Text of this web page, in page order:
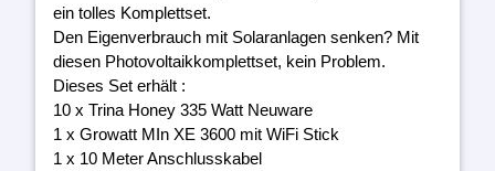
ein tolles Komplettset.
Den Eigenverbrauch mit Solaranlagen senken? Mit
diesen Photovoltaikkomplettset, kein Problem.
Dieses Set erhält :
10 x Trina Honey 335 Watt Neuware
1 x Growatt MIn XE 3600 mit WiFi Stick
1 x 10 Meter Anschlusskabel